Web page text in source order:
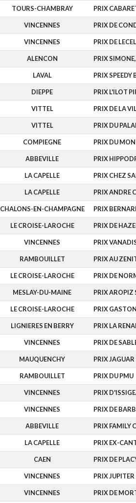
TOURS-CHAMBRAY PRIX
VINCENNES PRIX DE
VINCENNES PRIX DE
ALENCON PRIX
LAVAL PRIX SPEEDY
DIEPPE PRIX L'ILOT
VITTEL PRIX DE LA
VITTEL PRIX DU
COMPIEGNE PRIX DU
ABBEVILLE PRIX
LA CAPELLE PRIX CHEZ
LA CAPELLE PRIX ANDRE
CHALONS-EN-CHAMPAGNE PRIX
LE CROISE-LAROCHE PRIX DE
VINCENNES PRIX
RAMBOUILLET PRIX AU
LE CROISE-LAROCHE PRIX DE
MESLAY-DU-MAINE PRIX AROPIZ
LE CROISE-LAROCHE PRIX
LIGNIERES EN BERRY PRIX LA
VINCENNES PRIX DE
MAUQUENCHY PRIX JAGUAR
RAMBOUILLET PRIX DU PMU
VINCENNES PRIX
VINCENNES PRIX DE
ABBEVILLE PRIX FAMILY
LA CAPELLE PRIX EX-
CAEN PRIX DE
VINCENNES PRIX JUPITER
VINCENNES PRIX DE